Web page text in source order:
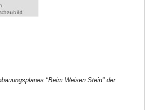
"Beim Weisen Stein" der